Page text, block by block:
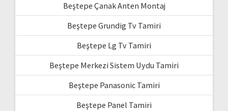
Beştepe Çanak Anten Montaj
Beştepe Grundig Tv Tamiri
Beştepe Lg Tv Tamiri
Beştepe Merkezi Sistem Uydu Tamiri
Beştepe Panasonic Tamiri
Beştepe Panel Tamiri